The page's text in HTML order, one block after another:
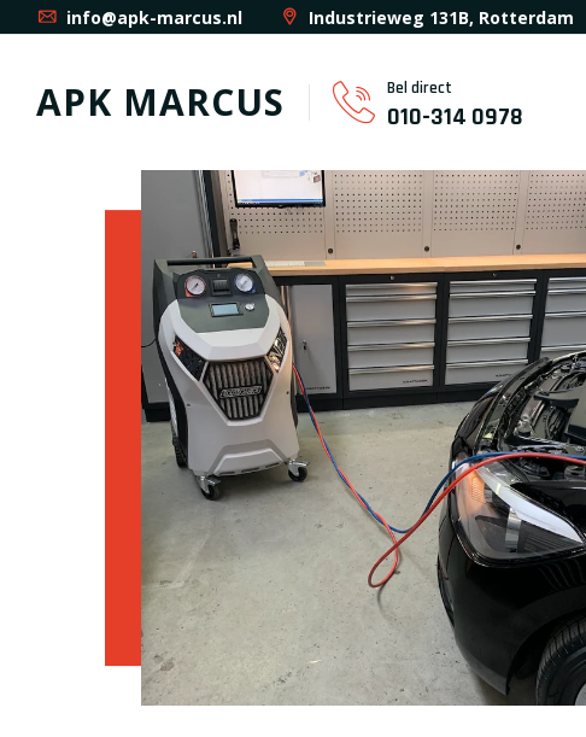
info@apk-marcus.nl Industrieweg 131B, Rotterdam
APK MARCUS Bel direct
010-314 0978